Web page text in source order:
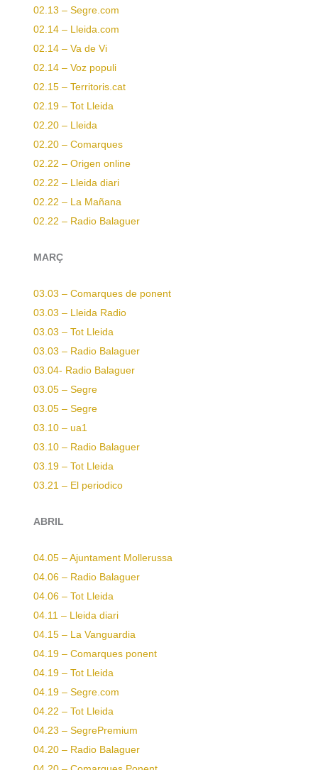
02.13 – Segre.com
02.14 – Lleida.com
02.14 – Va de Vi
02.14 – Voz populi
02.15 – Territoris.cat
02.19 – Tot Lleida
02.20 – Lleida
02.20 – Comarques
02.22 – Origen online
02.22 – Lleida diari
02.22 – La Mañana
02.22 – Radio Balaguer
MARÇ
03.03 – Comarques de ponent
03.03 – Lleida Radio
03.03 – Tot Lleida
03.03 – Radio Balaguer
03.04- Radio Balaguer
03.05 – Segre
03.05 – Segre
03.10 – ua1
03.10 – Radio Balaguer
03.19 – Tot Lleida
03.21 – El periodico
ABRIL
04.05 – Ajuntament Mollerussa
04.06 – Radio Balaguer
04.06 – Tot Lleida
04.11 – Lleida diari
04.15 – La Vanguardia
04.19 – Comarques ponent
04.19 – Tot Lleida
04.19 – Segre.com
04.22 – Tot Lleida
04.23 – SegrePremium
04.20 – Radio Balaguer